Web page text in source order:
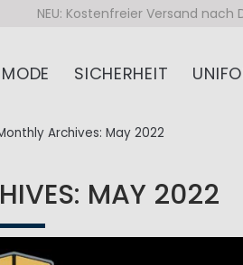
NEU: Kostenfreier Versand nach
MODE SICHERHEIT
Archives: May 2022
MAY 2022